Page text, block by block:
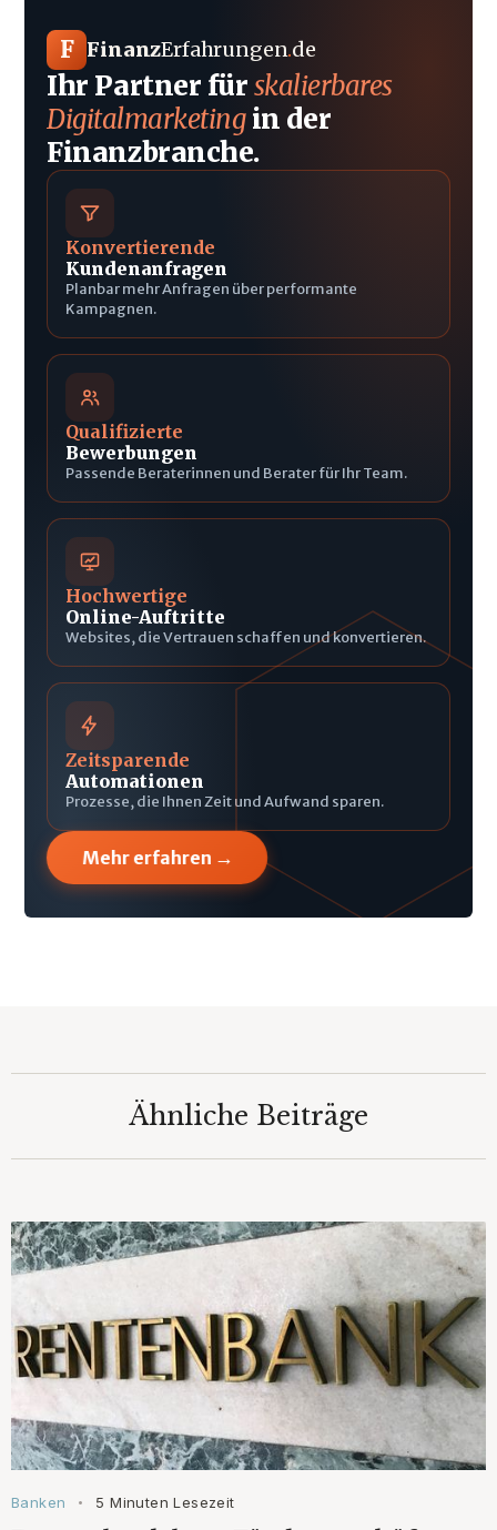
F FinanzErfahrungen.de
Ihr Partner fürskalierbares
Digitalmarketingin der
Finanzbranche.
Konvertierende
Kundenanfragen
Planbar mehr Anfragen über performante
Kampagnen.
Qualifizierte
Bewerbungen
Passende Beraterinnen und Berater für Ihr Team.
Hochwertige
Online-Auftritte
Websites, die Vertrauen schaffen und konvertieren.
Zeitsparende
Automationen
Prozesse, die Ihnen Zeit und Aufwand sparen.
Mehr erfahren →
Ähnliche Beiträge
Banken • 5 Minuten Lesezeit